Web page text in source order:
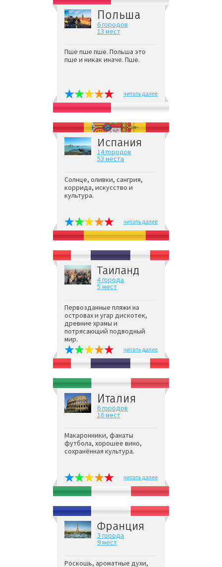
Польша
6 городов
13 мест
Пше пше пше. Польша это
пше и никак иначе. Пше.
читать далее
Испания
14 городов
53 места
Солнце, оливки, сангрия,
коррида, искусство и
культура.
читать далее
Таиланд
4 города
5 мест
Первозданные пляжи на
островах и угар дискотек,
древние храмы и
потрясающий подводный
мир.
читать далее
Италия
6 городов
16 мест
Макаронники, фанаты
футбола, хорошее вино,
сохранённая культура.
читать далее
Франция
3 города
9 мест
Роскошь, ароматные духи,